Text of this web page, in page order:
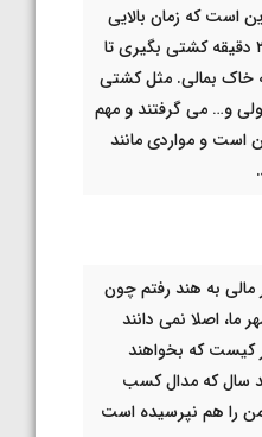
است که زمان بالایی
دارد و باید تقریبا ۲۰ تا ۲۵ دقیقه کشتی بگیری تا
خاک بمالی. مثل کشتی
و… می گرفتند و مهم
و مواردی مانند
مالی به هند رفتم چون
ما، اصلا نمی دانند
که بخواهند
سال که مدال کسب
را هم نپرسیده است